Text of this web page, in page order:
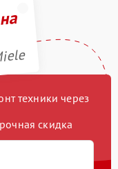
техники через
скидка